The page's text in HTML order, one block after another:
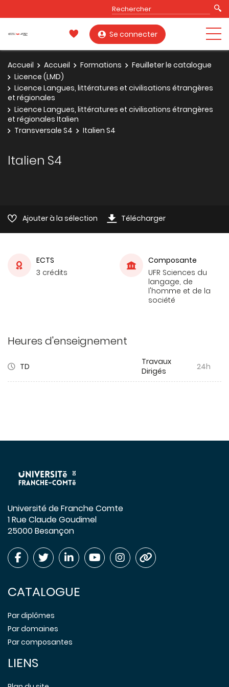
Se connecter
Accueil Accueil Formations
Feuilleter le catalogue
Licence (LMD)
Licence Langues, littératures et civilisations étrangères
et régionales
Licence Langues, littératures et civilisations étrangères
et régionales Italien
Transversale S4
Italien S4
Italien S4
Ajouter à la sélection Télécharger
ECTS
3 crédits
Composante
UFR Sciences du
langage, de
l'homme et de la
société
Heures d'enseignement
TD
Travaux
Dirigés
24h
Université de Franche Comte
1 Rue Claude Goudimel
25000 Besançon
CATALOGUE
Par diplômes
Par domaines
Par composantes
LIENS